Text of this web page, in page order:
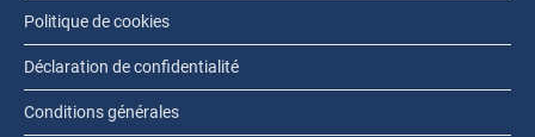
Politique de cookies
Déclaration de confidentialité
Conditions générales